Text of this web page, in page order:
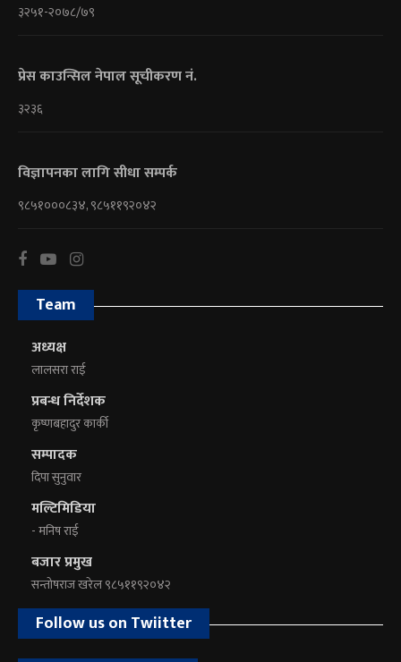
३२५१-२०७८/७९
प्रेस काउन्सिल नेपाल सूचीकरण नं.
३२३६
विज्ञापनका लागि सीधा सम्पर्क
९८५१०००८३४, ९८५११९२०४२
Team
अध्यक्ष
लालसरा राई
प्रबन्ध निर्देशक
कृष्णबहादुर कार्की
सम्पादक
दिपा सुनुवार
मल्टिमिडिया
- मनिष राई
बजार प्रमुख
सन्तोषराज खरेल ९८५११९२०४२
Follow us on Twiitter